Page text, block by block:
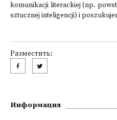
komunikacji literackiej (np.
sztucznej inteligencji) i
Разместить:
Информация